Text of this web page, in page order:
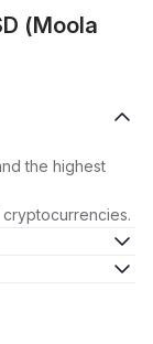
(Moola
the highest